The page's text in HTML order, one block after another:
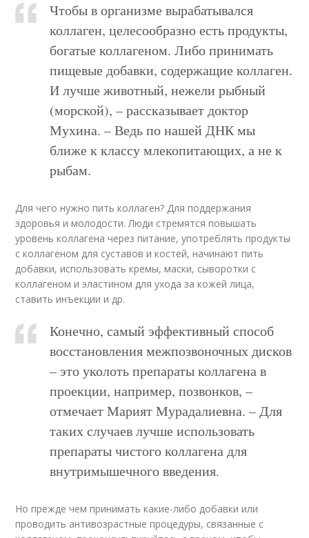
Чтобы в организме вырабатывался
коллаген, целесообразно есть продукты,
богатые коллагеном. Либо принимать
пищевые добавки, содержащие коллаген.
И лучше животный, нежели рыбный
(морской), – рассказывает доктор
Мухина. – Ведь по нашей ДНК мы
ближе к классу млекопитающих, а не к
рыбам.
Для чего нужно пить коллаген? Для поддержания
здоровья и молодости. Люди стремятся повышать
уровень коллагена через питание, употреблять продукты
с коллагеном для суставов и костей, начинают пить
добавки, использовать кремы, маски, сыворотки с
коллагеном и эластином для ухода за кожей лица,
ставить инъекции и др.
Конечно, самый эффективный способ
восстановления межпозвоночных дисков
– это уколоть препараты коллагена в
проекции, например, позвонков, –
отмечает Марият Мурадалиевна. – Для
таких случаев лучше использовать
препараты чистого коллагена для
внутримышечного введения.
Но прежде чем принимать какие-либо добавки или
проводить антивозрастные процедуры, связанные с